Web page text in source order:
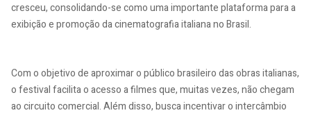
cresceu, consolidando-se como uma importante plataforma para a
exibição e promoção da cinematografia italiana no Brasil.
Com o objetivo de aproximar o público brasileiro das obras italianas,
o festival facilita o acesso a filmes que, muitas vezes, não chegam
ao circuito comercial. Além disso, busca incentivar o intercâmbio